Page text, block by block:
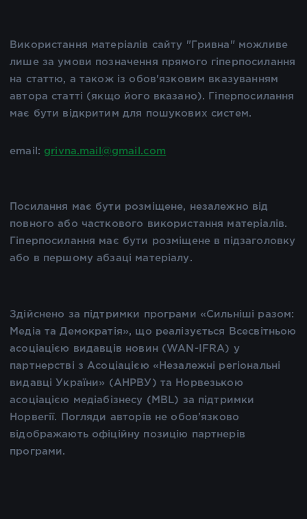
Використання матеріалів сайту "Гривна" можливе
лише за умови позначення прямого гіперпосилання
на статтю, а також із обов'язковим вказуванням
автора статті (якщо його вказано). Гіперпосилання
має бути відкритим для пошукових систем.
email: grivna.mail@gmail.com
Посилання має бути розміщене, незалежно від
повного або часткового використання матеріалів.
Гіперпосилання має бути розміщене в підзаголовку
або в першому абзаці матеріалу.
Здійснено за підтримки програми «Сильніші разом:
Медіа та Демократія», що реалізується Всесвітньою
асоціацією видавців новин (WAN-IFRA) у
партнерстві з Асоціацією «Незалежні регіональні
видавці України» (АНРВУ) та Норвезькою
асоціацією медіабізнесу (MBL) за підтримки
Норвегії. Погляди авторів не обов’язково
відображають офіційну позицію партнерів
програми.